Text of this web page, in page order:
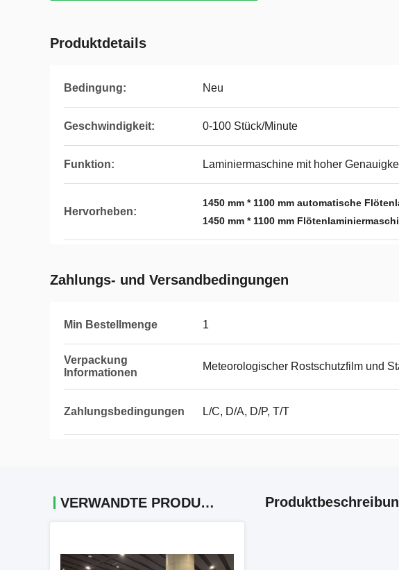
Produktdetails
Bedingung: Neu
Geschwindigkeit: 0-100 Stück/Minute
Funktion: Laminiermaschine mit hoher
Hervorheben:
1450 mm * 1100 mm automatische
1450 mm * 1100 mm
Zahlungs- und Versandbedingungen
Min Bestellmenge 1
Verpackung
Informationen
Meteorologischer Rostschutzfilm und
Zahlungsbedingungen L/C, D/A, D/P, T/T
VERWANDTE PRODUKTE